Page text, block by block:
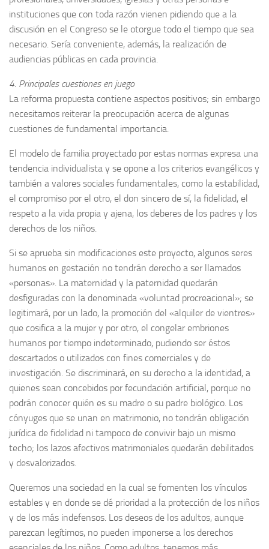
instituciones que con toda razón vienen pidiendo que a la
discusión en el Congreso se le otorgue todo el tiempo que sea
necesario. Sería conveniente, además, la realización de
audiencias públicas en cada provincia.
4. Principales cuestiones en juego
La reforma propuesta contiene aspectos positivos; sin embargo
necesitamos reiterar la preocupación acerca de algunas
cuestiones de fundamental importancia.
El modelo de familia proyectado por estas normas expresa una
tendencia individualista y se opone a los criterios evangélicos y
también a valores sociales fundamentales, como la estabilidad,
el compromiso por el otro, el don sincero de sí, la fidelidad, el
respeto a la vida propia y ajena, los deberes de los padres y los
derechos de los niños.
Si se aprueba sin modificaciones este proyecto, algunos seres
humanos en gestación no tendrán derecho a ser llamados
«personas». La maternidad y la paternidad quedarán
desfiguradas con la denominada «voluntad procreacional»; se
legitimará, por un lado, la promoción del «alquiler de vientres»
que cosifica a la mujer y por otro, el congelar embriones
humanos por tiempo indeterminado, pudiendo ser éstos
descartados o utilizados con fines comerciales y de
investigación. Se discriminará, en su derecho a la identidad, a
quienes sean concebidos por fecundación artificial, porque no
podrán conocer quién es su madre o su padre biológico. Los
cónyuges que se unan en matrimonio, no tendrán obligación
jurídica de fidelidad ni tampoco de convivir bajo un mismo
techo; los lazos afectivos matrimoniales quedarán debilitados
y desvalorizados.
Queremos una sociedad en la cual se fomenten los vínculos
estables y en donde se dé prioridad a la protección de los niños
y de los más indefensos. Los deseos de los adultos, aunque
parezcan legítimos, no pueden imponerse a los derechos